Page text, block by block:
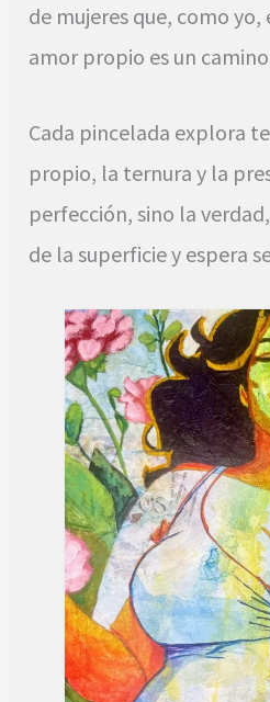
de mujeres que, como
amor propio es un
Cada pincelada explora
propio, la ternura y la
perfección, sino la
de la superficie y espera